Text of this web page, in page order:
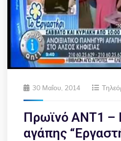
30 Μαΐου, 2014
Πρωϊνό ΑΝΤ1 –
αγάπης